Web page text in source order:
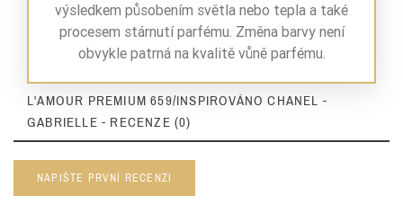
výsledkem působením světla nebo tepla a také
procesem stárnutí parfému. Změna barvy není
obvykle patrná na kvalitě vůně parfému.
L'AMOUR PREMIUM 659/INSPIROVÁNO CHANEL -
GABRIELLE - RECENZE (0)
NAPIŠTE PRVNÍ RECENZI